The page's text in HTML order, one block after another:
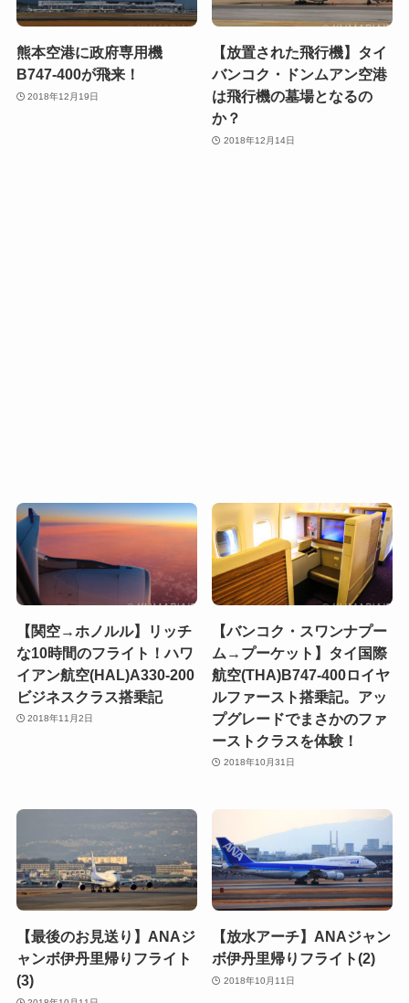
熊本空港に政府専用機
B747-400が飛来！
2018年12月19日
【放置された飛行機】タイ
バンコク・ドンムアン空港
は飛行機の墓場となるの
か？
2018年12月14日
【関空→ホノルル】リッチ
な10時間のフライト！ハワ
イアン航空(HAL)A330-200
ビジネスクラス搭乗記
2018年11月2日
【バンコク・スワンナプー
ム→プーケット】タイ国際
航空(THA)B747-400ロイヤ
ルファースト搭乗記。アッ
プグレードでまさかのファ
ーストクラスを体験！
2018年10月31日
【最後のお見送り】ANAジ
ャンボ伊丹里帰りフライト
(3)
【放水アーチ】ANAジャン
ボ伊丹里帰りフライト(2)
2018年10月11日